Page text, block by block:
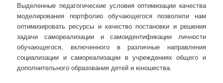
Выделенные педагогические условия оптимизации качества
моделирования портфолио обучающегося позволили нам
оптимизировать ресурсы и качество постановки и решения
задачи самореализации и самоидентификации личности
обучающегося, включенного в различные направления
социализации и самореализации в учреждениях общего и
дополнительного образования детей и юношества.